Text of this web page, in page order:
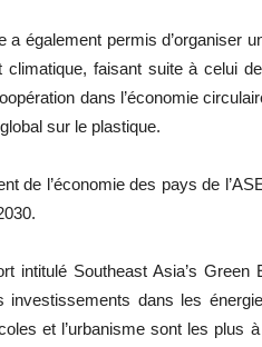
a également permis d’organiser
climatique, faisant suite à celui
dans l’économie
sur le plastique.
de l’économie des pays de
intitulé Southeast Asia’s
investissements dans les
et l’urbanisme sont les plus